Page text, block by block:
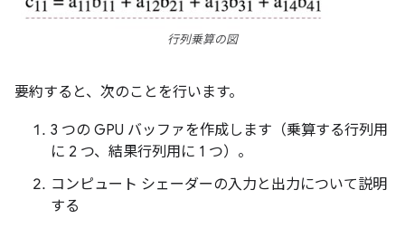
行列乗算の図
要約すると、次のことを行います。
3 つの GPU バッファを作成します（乗算する行列用
に 2 つ、結果行列用に 1 つ）。
コンピュート シェーダーの入力と出力について説明
する